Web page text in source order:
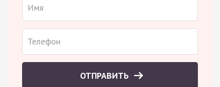
ОТПРАВИТЬ